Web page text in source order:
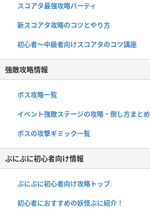
スコアタ最強攻略パーティ
新スコアタ攻略のコツとやり方
初心者〜中級者向けスコアタのコツ講座
強敵攻略情報
ボス攻略一覧
イベント強敵ステージの攻略・倒し方まとめ
ボスの攻撃ギミック一覧
ぷにぷに初心者向け情報
ぷにぷに初心者向け攻略トップ
初心者におすすめの妖怪ぷに紹介！